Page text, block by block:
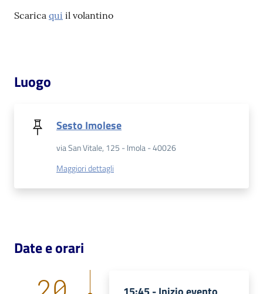
Decentrate
la
Scarica qui il volantino
Luogo
Sesto Imolese
via San Vitale, 125 - Imola - 40026
Maggiori dettagli
Date e orari